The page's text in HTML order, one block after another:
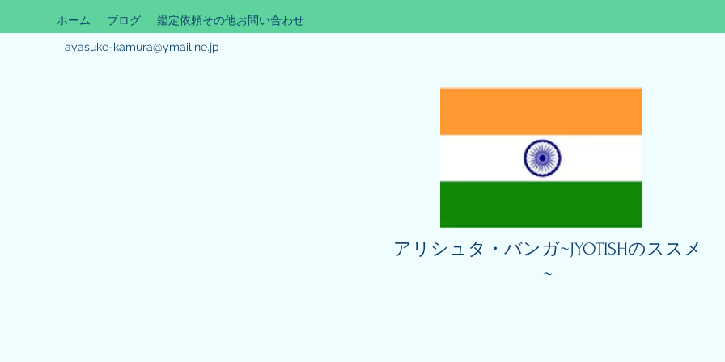
ホーム ブログ 鑑定依頼その他お問い合わせ
ayasuke-kamura@ymail.ne.jp
アリシュタ・バンガ~JYOTISHのススメ
~